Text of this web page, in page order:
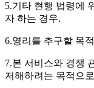
5.기타 현행 법령에
자 하는 경우.
6.영리를 추구할 목
7.본 서비스와 경쟁
저해하려는 목적으